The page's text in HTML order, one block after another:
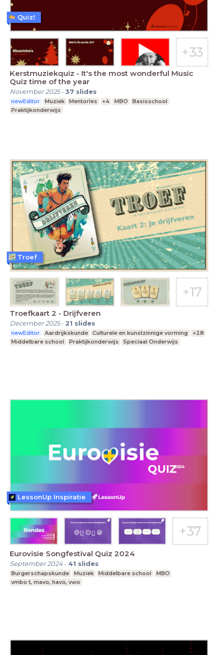
Kerstmuziekquiz - It's the most wonderful Music
Quiz time of the year
November 2025-37 slides
newEditor Muziek Mentorles +4 MBO
Basisschool
Praktijkonderwijs
Quiz!
Troefkaart 2 - Drijfveren
December 2025- 21 slides
newEditor Aardrijkskunde Culturele en kunstzinnige vorming
+28
Middelbare school
Praktijkonderwijs Speciaal Onderwijs
Troef
Eurovisie Songfestival Quiz 2024
September 2024- 41 slides
Burgerschapskunde Muziek Middelbare school
MBO
vmbo t, mavo, havo, vwo
LessonUp Inspiratie